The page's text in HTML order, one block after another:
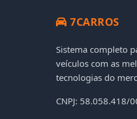
7CARROS
Sistema completo
veículos com as
tecnologias do
CNPJ: 58.058.418/